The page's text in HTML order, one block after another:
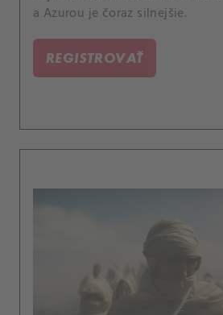
a Azurou je čoraz silnejšie.
REGISTROVAŤ